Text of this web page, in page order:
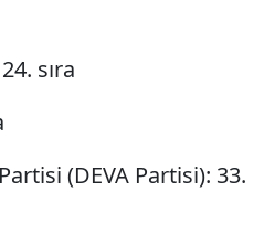
sıra
(DEVA Partisi): 33.